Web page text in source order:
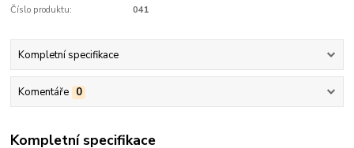
Číslo produktu: 041
Kompletní specifikace
Komentáře 0
Kompletní specifikace